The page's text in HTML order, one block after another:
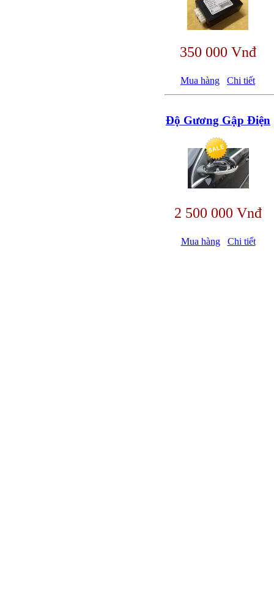
350 000 Vnđ
Mua hàng Chi tiết
Độ Gương Gập Điện
2 500 000 Vnđ
Mua hàng Chi tiết